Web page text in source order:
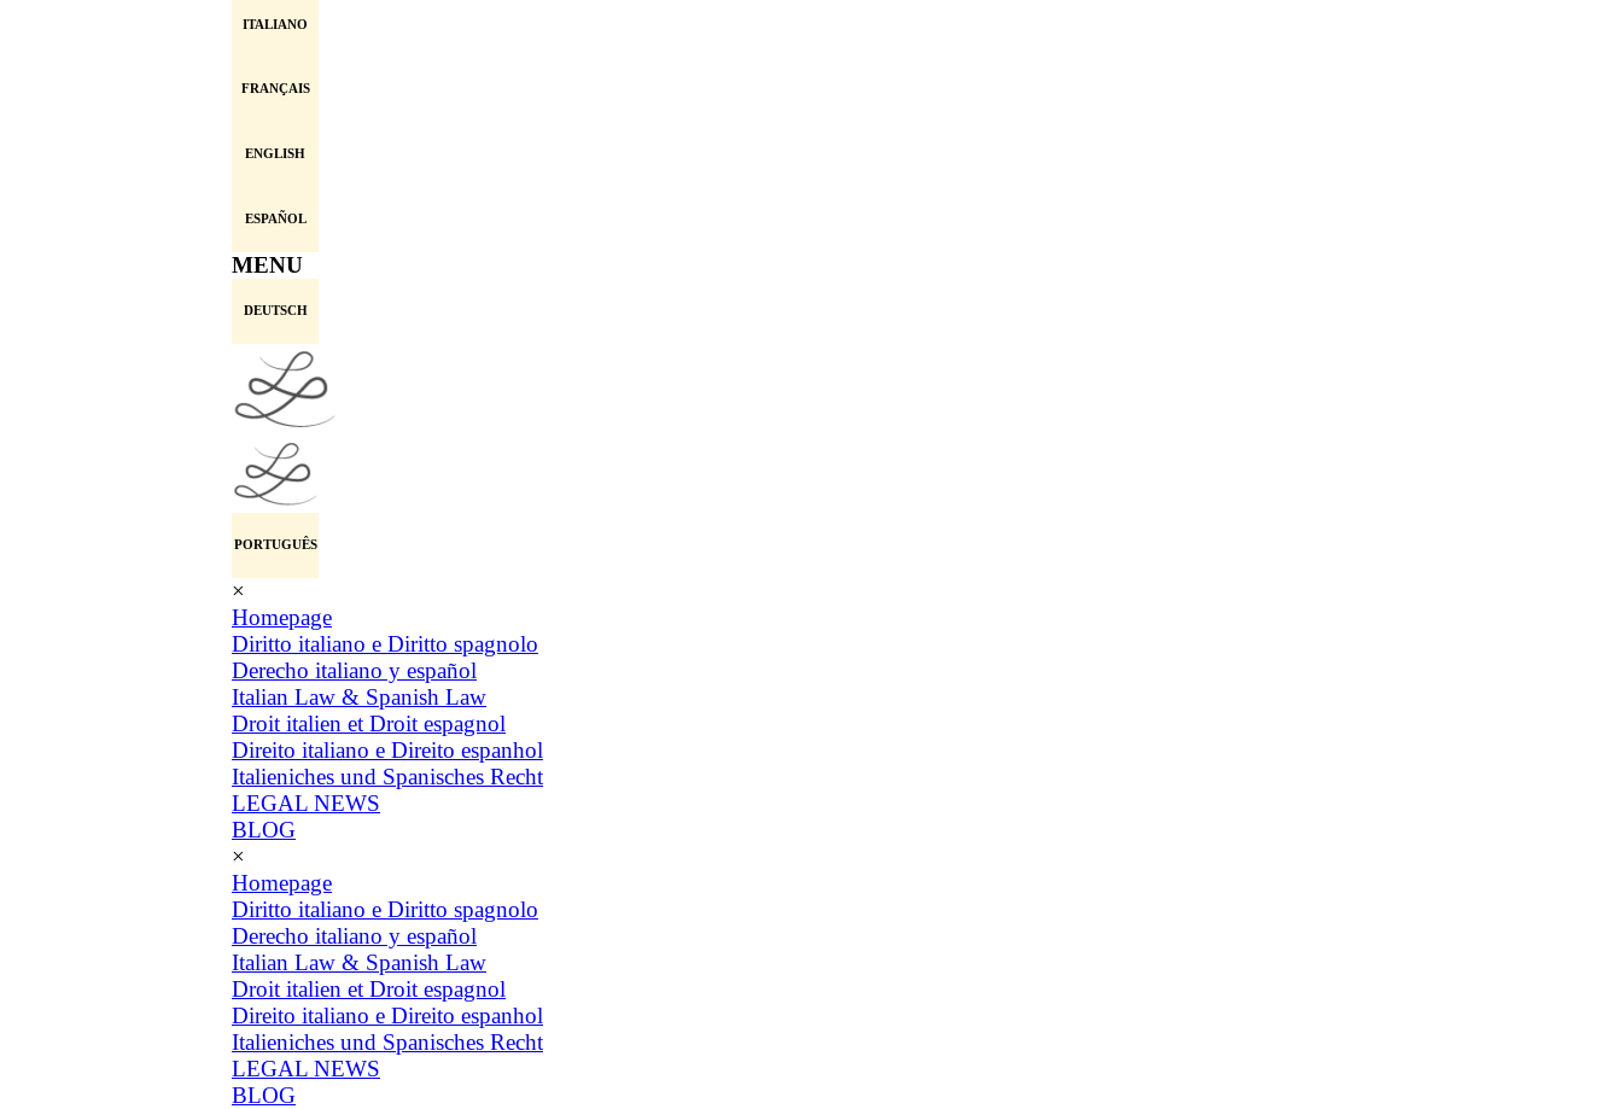
ITALIANO
FRANÇAIS
ENGLISH
ESPAÑOL
MENU
DEUTSCH
PORTUGUÊS
×
Homepage
Diritto italiano e Diritto spagnolo
Derecho italiano y español
Italian Law & Spanish Law
Droit italien et Droit espagnol
Direito italiano e Direito espanhol
Italieniches und Spanisches Recht
LEGAL NEWS
BLOG
×
Homepage
Diritto italiano e Diritto spagnolo
Derecho italiano y español
Italian Law & Spanish Law
Droit italien et Droit espagnol
Direito italiano e Direito espanhol
Italieniches und Spanisches Recht
LEGAL NEWS
BLOG